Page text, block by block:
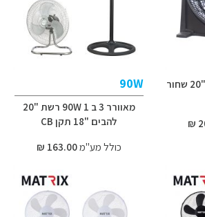
מאוורר 100W ריצפתי "20 שחור
90W
מאוורר 3 ב 1 90W רשת "20
להבים "18 תקן CB
כולל מע"מ163.00 ₪